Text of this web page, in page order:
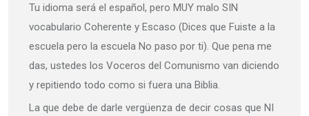
Tu idioma será el español, pero MUY malo SIN
vocabulario Coherente y Escaso (Dices que Fuiste a la
escuela pero la escuela No paso por ti). Que pena me
das, ustedes los Voceros del Comunismo van diciendo
y repitiendo todo como si fuera una Biblia.
La que debe de darle vergüenza de decir cosas que NI